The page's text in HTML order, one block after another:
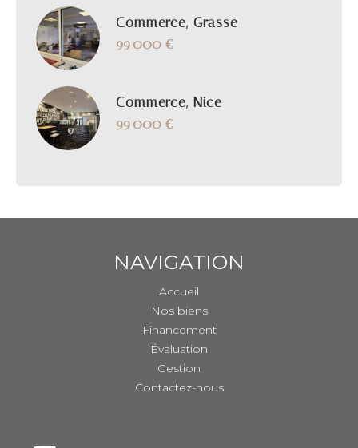
Commerce, Grasse
99 000 €
Commerce, Nice
99 000 €
NAVIGATION
Accueil
Nos biens
Financement
Évaluation
Gestion
Contactez-nous